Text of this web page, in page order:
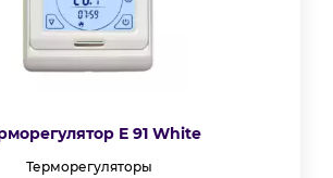
E 91 White
Терморегуляторы